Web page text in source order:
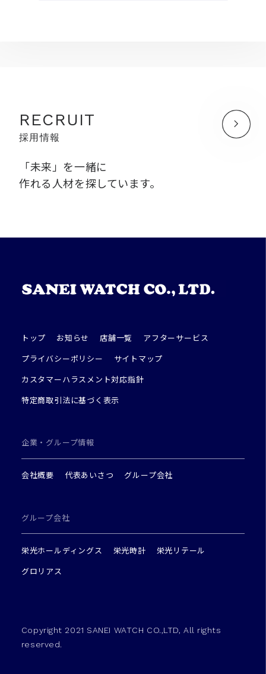
RECRUIT
採用情報
「未来」を一緒に
作れる人材を探しています。
トップ お知らせ 店舗一覧
アフターサービス
プライバシーポリシー
サイトマップ
カスタマーハラスメント対応指針
特定商取引法に基づく表示
企業・グループ情報
会社概要 代表あいさつ グループ会社
グループ会社
栄光ホールディングス 栄光時計
栄光リテール
グロリアス
Copyright 2021 SANEI WATCH CO.,LTD, All rights
reserved.